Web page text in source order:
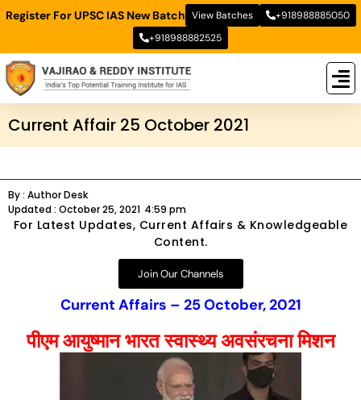
Register For UPSC IAS New Batch View Batches
+918988885050
+918988882525
Current Affair 25 October 2021
By : Author Desk
Updated : October 25, 2021 4:59 pm
For Latest Updates, Current Affairs & Knowledgeable
Content.
Join Our Channels
Current Affairs – 25 October, 2021
पीएम आयुष्मान भारत स्वास्थ्य अवसंरचना मिशन